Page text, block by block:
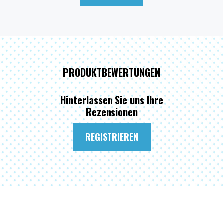
PRODUKTBEWERTUNGEN
Hinterlassen Sie uns Ihre
Rezensionen
REGISTRIEREN